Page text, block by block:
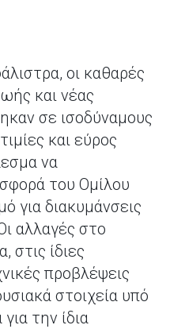
οι καθαρές
και νέας
σε ισοδύναμους
και εύρος
να
του Ομίλου
για διακυμάνσεις
αλλαγές στο
στις ίδιες
προβλέψεις
στοιχεία υπό
την ίδια